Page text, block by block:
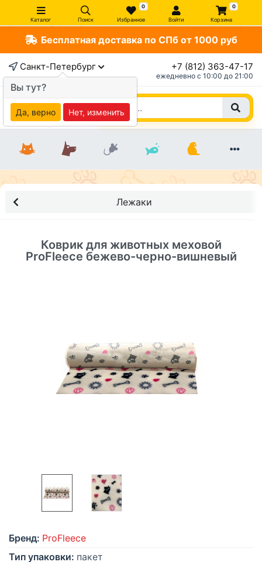
Каталог Поиск
0
Избранное Войти
0
Корзина
Бесплатная доставка по СПб от 1000 руб
Санкт-Петербург +7 (812) 363-47-17
ежедневно c 10:00 до 21:00
Лежаки
Коврик для животных меховой
ProFleece бежево-черно-вишневый
Бренд: ProFleece
Тип упаковки: пакет
Вы тут?
Да, верно Нет, изменить